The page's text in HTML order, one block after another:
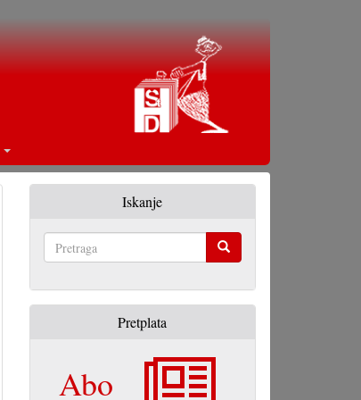
Iskanje
Pretplata
Abo